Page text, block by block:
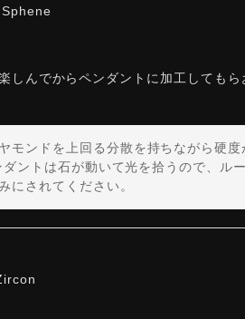
んでからペンダントに加工してもら
ンドを上回る分散を持ちながら硬度
ントは石が動いて光を拾うので、ル
にされてください。